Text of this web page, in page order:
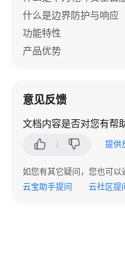
决
方
案
案
述
势
和
什么是边界防护与响应
功能特性
产品优势
意见反馈
文档内容是否对您有帮
提供
如您有其它疑问，您也可
云宝助手提问
云社区提